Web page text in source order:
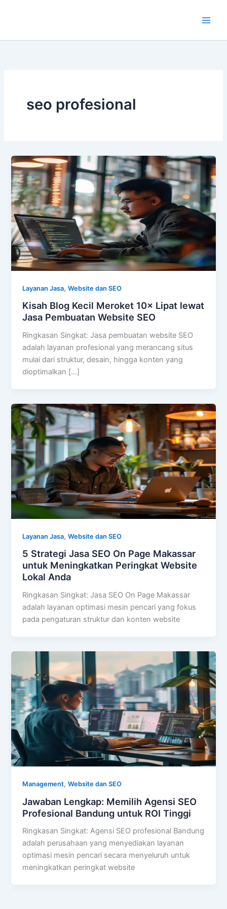
seo profesional
Layanan Jasa,Website dan SEO
Kisah Blog Kecil Meroket 10× Lipat lewat
Jasa Pembuatan Website SEO
Ringkasan Singkat: Jasa pembuatan website SEO
adalah layanan profesional yang merancang situs
mulai dari struktur, desain, hingga konten yang
dioptimalkan […]
Layanan Jasa,Website dan SEO
5 Strategi Jasa SEO On Page Makassar
untuk Meningkatkan Peringkat Website
Lokal Anda
Ringkasan Singkat: Jasa SEO On Page Makassar
adalah layanan optimasi mesin pencari yang fokus
pada pengaturan struktur dan konten website
Management,Website dan SEO
Jawaban Lengkap: Memilih Agensi SEO
Profesional Bandung untuk ROI Tinggi
Ringkasan Singkat: Agensi SEO profesional Bandung
adalah perusahaan yang menyediakan layanan
optimasi mesin pencari secara menyeluruh untuk
meningkatkan peringkat website